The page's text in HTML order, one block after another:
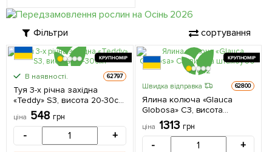
Фільтри сортування
КРУПНОМІР
В наявності. 62797
Туя 3-х річна західна
«Teddy» S3, висота 20-30см
1 саджанець в упаковці
ціна 548 грн
- +
КРУПНОМІР
Швидка відправка 62800
Ялина колюча «Glauca
Globosa» С3, висота
штамбу 30-40см 1
саджанець в упаковці
ціна 1313 грн
- +